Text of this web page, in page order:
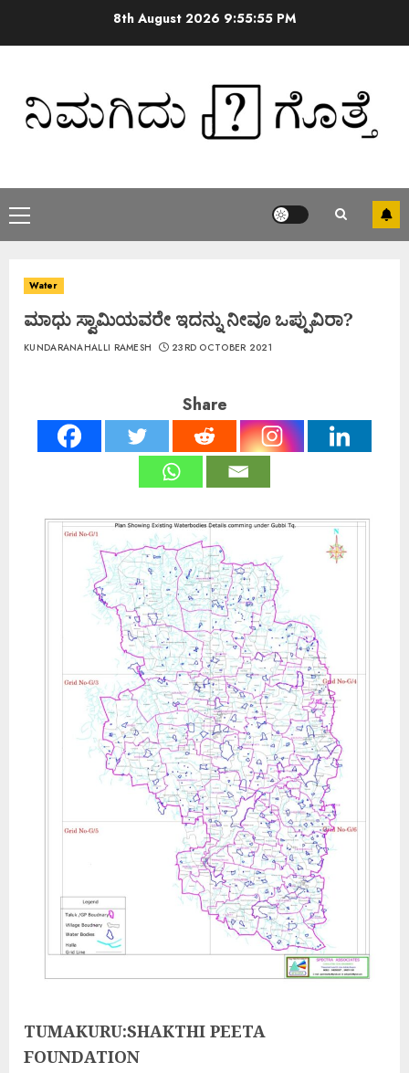
8th August 2026 9:55:56 PM
Water
ಮಾಧು ಸ್ವಾಮಿಯವರೇ ಇದನ್ನು ನೀವೂ ಒಪ್ಪುವಿರಾ?
KUNDARANAHALLI RAMESH 23RD OCTOBER 2021
Share
TUMAKURU:SHAKTHI PEETA
FOUNDATION